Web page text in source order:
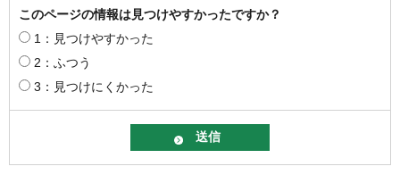
このページの情報は見つけやすかったですか？
1：見つけやすかった
2：ふつう
3：見つけにくかった